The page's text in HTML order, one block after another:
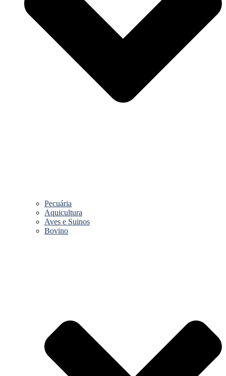
Pecuária
Aquicultura
Aves e Suinos
Bovino